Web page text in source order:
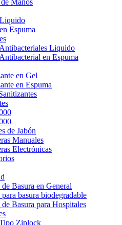
Manos
Espuma
Liquido
en Espuma
en Gel
en Espuma
de Jabón
Manuales
Electrónicas
Basura en General
basura biodegradable
de Basura para Hospitales
Ziplock